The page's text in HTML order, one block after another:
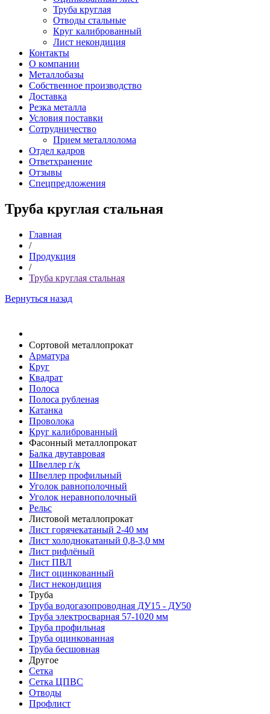
Труба круглая
Отводы стальные
Круг калиброванный
Лист некондиция
Контакты
О компании
Металлобазы
Собственное производство
Доставка
Резка металла
Условия поставки
Сотрудничество
Прием металлолома
Отдел кадров
Ответхранение
Отзывы
Спецпредложения
Труба круглая стальная
Главная
/
Продукция
/
Труба круглая стальная
Вернуться назад
Сортовой металлопрокат
Арматура
Круг
Квадрат
Полоса
Полоса рубленая
Катанка
Проволока
Круг калиброванный
Фасонный металлопрокат
Балка двутавровая
Швеллер г/к
Швеллер профильный
Уголок равнополочный
Уголок неравнополочный
Рельс
Листовой металлопрокат
Лист горячекатаный 2-40 мм
Лист холоднокатаный 0,8-3,0 мм
Лист рифлёный
Лист ПВЛ
Лист оцинкованный
Лист некондиция
Труба
Труба водогазопроводная ДУ15 - ДУ50
Труба электросварная 57-1020 мм
Труба профильная
Труба оцинкованная
Труба бесшовная
Другое
Сетка
Сетка ЦПВС
Отводы
Профлист